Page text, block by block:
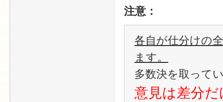
注意：
各自が仕分けの
ます。
多数決を取って
意見は差分